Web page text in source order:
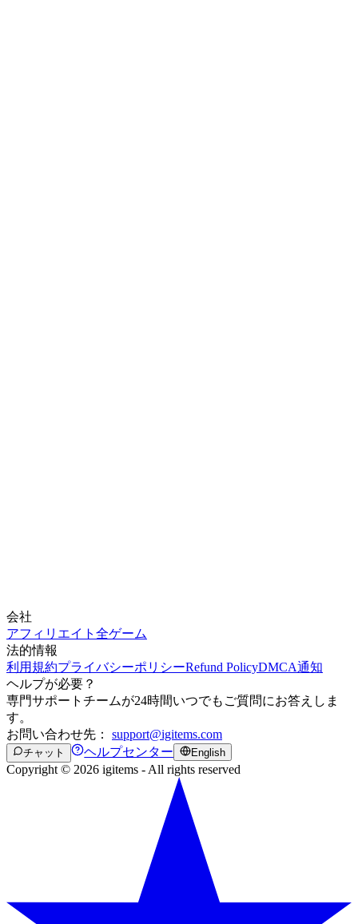
会社
アフィリエイト 全ゲーム
法的情報
利用規約プライバシーポリシーRefund PolicyDMCA通知
ヘルプが必要？
専門サポートチームが24時間いつでもご質問にお答えしま
す。
お問い合わせ先： support@igitems.com
チャット ヘルプセンター English
Copyright © 2026 igitems - All rights reserved